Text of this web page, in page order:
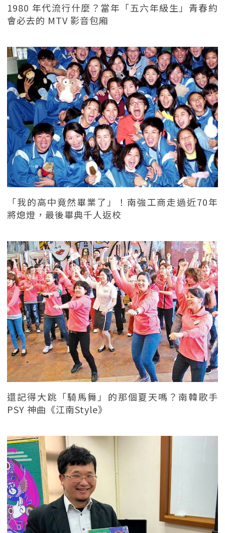
1980 年代流行什麼？當年「五六年級生」青春約
會必去的 MTV 影音包廂
「我的高中竟然畢業了」！南強工商走過近70年
將熄燈，最後畢典千人返校
還記得大跳「騎馬舞」的那個夏天嗎？南韓歌手
PSY 神曲《江南Style》